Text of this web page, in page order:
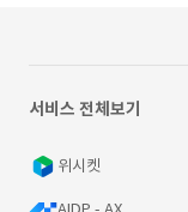
서비스 전체보기
위시켓